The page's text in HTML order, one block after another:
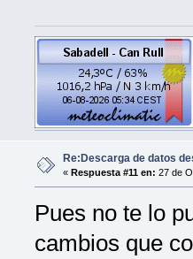
Re:Descarga de datos
« Respuesta #11 en: 27 de
Pues no te lo
cambios que